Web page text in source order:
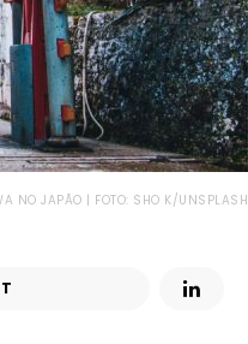
NO JAPÃO | FOTO: SHO K/UNSPLASH